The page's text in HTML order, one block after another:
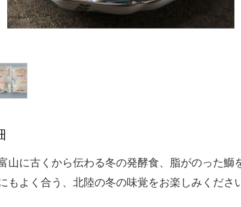
山に古くから伝わる冬の発酵食、 脂がのった鰤
もよく合う、北陸の冬の味覚をお楽しみくださ